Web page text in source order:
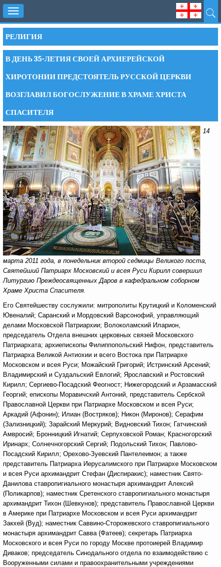
Toggle
navigation
РЕЛИГИЯ
В ДЕНЬ 35-ЛЕТИЯ СВОЕЙ АРХИЕРЕЙСКОЙ
ХИРОТОНИИ ПРЕДСТОЯТЕЛЬ РУССКОЙ ЦЕРКВИ
ВОЗГЛАВИЛ БОГОСЛУЖЕНИЕ В ХРАМЕ ХРИСТА
СПАСИТЕЛЯ
14
марта 2011 года, в понедельник второй седмицы Великого поста,
Святейший Патриарх Московский и всея Руси Кирилл совершил
Литургию Преждеосвященных Даров в кафедральном соборном
Храме Христа Спасителя.
Его Святейшеству сослужили: митрополиты Крутицкий и Коломенский
Ювеналий; Саранский и Мордовский Варсонофий, управляющий
делами Московской Патриархии; Волоколамский Иларион,
председатель Отдела внешних церковных связей Московского
Патриархата; архиепископы Филиппопольский Нифон, представитель
Патриарха Великой Антиохии и всего Востока при Патриархе
Московском и всея Руси; Можайский Григорий; Истринский Арсений;
Владимирский и Суздальский Евлогий; Ярославский и Ростовский
Кирилл; Сергиево-Посадский Феогност; Нижегородский и Арзамасский
Георгий; епископы Моравичский Антоний, представитель Сербской
Православной Церкви при Патриархе Московском и всея Руси;
Аркадий (Афонин); Илиан (Востряков); Никон (Миронов); Серафим
(Зализницкий); Зарайский Меркурий; Видновский Тихон; Гатчинский
Амвросий; Бронницкий Игнатий; Серпуховской Роман; Красногорский
Иринарх; Солнечногорский Сергий; Подольский Тихон; Павлово-
Посадский Кирилл; Орехово-Зуевский Пантелеимон; а также
представитель Патриарха Иерусалимского при Патриархе Московском
и всея Руси архимандрит Стефан (Диспиракис); наместник Свято-
Данилова ставропигиального монастыря архимандрит Алексий
(Поликарпов); наместник Сретенского ставропигиального монастыря
архимандрит Тихон (Шевкунов); представитель Православной Церкви
в Америке при Патриархе Московском и всея Руси архимандрит
Закхей (Вуд); наместник Саввино-Сторожевского ставропигиального
монастыря архимандрит Савва (Фатеев); секретарь Патриарха
Московского и всея Руси по городу Москве протоиерей Владимир
Диваков; председатель Синодального отдела по взаимодействию с
Вооруженными силами и правоохранительными учреждениями